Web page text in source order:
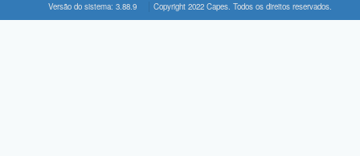
Versão do sistema: 3.88.9 Copyright 2022 Capes. Todos os direitos reservados.